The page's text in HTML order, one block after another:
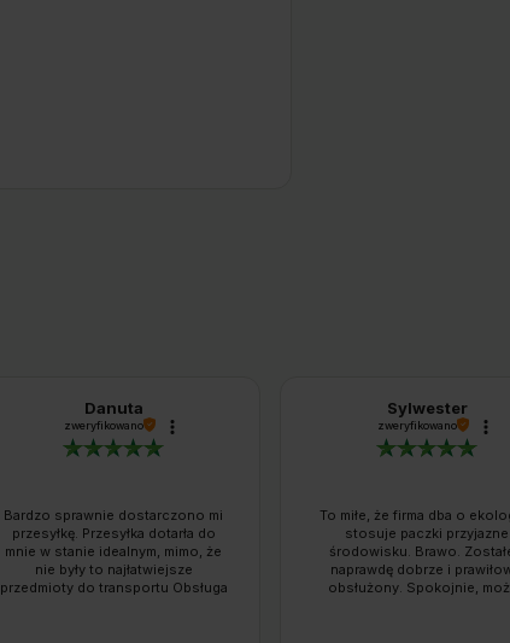
Danuta
zweryfikowano
Bardzo sprawnie dostarczono mi
przesyłkę. Przesyłka dotarła do
mnie w stanie idealnym, mimo, że
nie były to najłatwiejsze
przedmioty do transportu Obsługa
Sylwester
zweryfikowano
To miłe, że firma dba o
stosuje paczki przyjazne
środowisku. Brawo.
naprawdę dobrze i
obsłużony. Spokojnie,